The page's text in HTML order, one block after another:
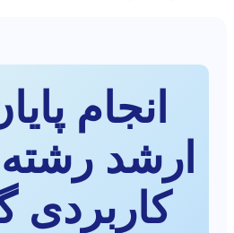
انجام
ارشد
کاربردی